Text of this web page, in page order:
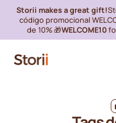
Storii makes a great gift!
código promocional
de 10% 🎁WELCOME10